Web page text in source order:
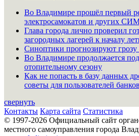
Во Владимире прошёл первый
электросамокатов и других
Глава города лично проверил
загородных лагерей к началу
Синоптики прогнозируют
Во Владимире продолжается
отопительному сезону
Как не попасть в базу данных
советы для пользователей
свернуть
Контакты Карта сайта Статистика
© 1997-2026 Официальный сайт
местного самоуправления города